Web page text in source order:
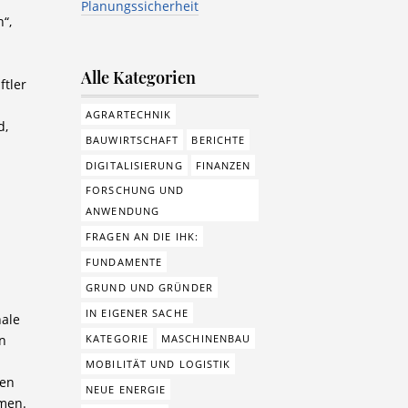
Planungssicherheit
Alle Kategorien
AGRARTECHNIK
BAUWIRTSCHAFT
BERICHTE
DIGITALISIERUNG
FINANZEN
FORSCHUNG UND
ANWENDUNG
FRAGEN AN DIE IHK:
FUNDAMENTE
GRUND UND GRÜNDER
IN EIGENER SACHE
KATEGORIE
MASCHINENBAU
MOBILITÄT UND LOGISTIK
NEUE ENERGIE